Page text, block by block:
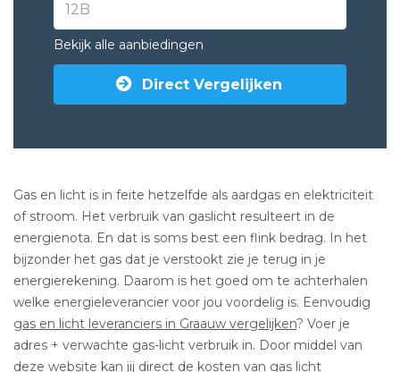
Bekijk alle aanbiedingen
Direct Vergelijken
Gas en licht is in feite hetzelfde als aardgas en elektriciteit
of stroom. Het verbruik van gaslicht resulteert in de
energienota. En dat is soms best een flink bedrag. In het
bijzonder het gas dat je verstookt zie je terug in je
energierekening. Daarom is het goed om te achterhalen
welke energieleverancier voor jou voordelig is. Eenvoudig
gas en licht leveranciers in Graauw vergelijken? Voer je
adres + verwachte gas-licht verbruik in. Door middel van
deze website kan jij direct de kosten van gas licht